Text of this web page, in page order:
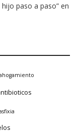
paso a paso” en